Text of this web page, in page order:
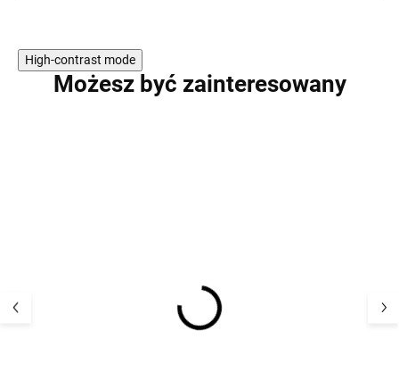
High-contrast mode
Możesz być zainteresowany